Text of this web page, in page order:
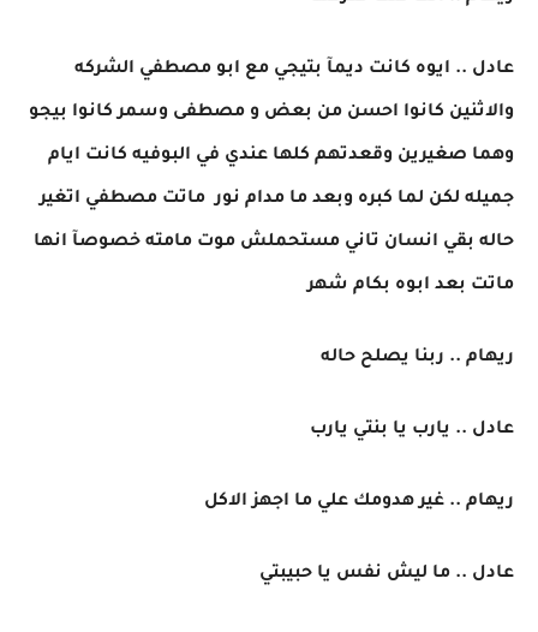
عادل .. ايوه كانت ديمآ بتيجي مع ابو مصطفي الشركه
والاثنين كانوا احسن من بعض و مصطفى وسمر كانوا بيجو
وهما صغيرين وقعدتهم كلها عندي في البوفيه كانت ايام
جميله لكن لما كبره وبعد ما مدام نور ماتت مصطفي اتغير
حاله بقي انسان تاني مستحملش موت مامته خصوصآ انها
ماتت بعد ابوه بكام شهر
ريهام .. ربنا يصلح حاله
عادل .. يارب يا بنتي يارب
ريهام .. غير هدومك علي ما اجهز الاكل
عادل .. ما ليش نفس يا حبيبتي